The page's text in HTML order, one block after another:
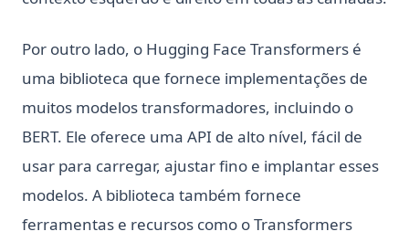
Por outro lado, o Hugging Face Transformers é
uma biblioteca que fornece implementações de
muitos modelos transformadores, incluindo o
BERT. Ele oferece uma API de alto nível, fácil de
usar para carregar, ajustar fino e implantar esses
modelos. A biblioteca também fornece
ferramentas e recursos como o Transformers